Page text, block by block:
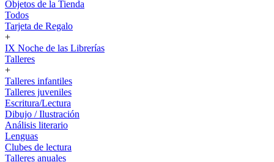
Objetos de la Tienda
Todos
Tarjeta de Regalo
+
IX Noche de las Librerías
Talleres
+
Talleres infantiles
Talleres juveniles
Escritura/Lectura
Dibujo / Ilustración
Análisis literario
Lenguas
Clubes de lectura
Talleres anuales